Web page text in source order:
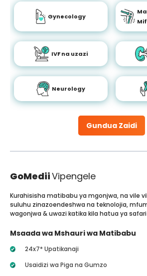
Gundua Zaidi
Gynecology
IVF na uzazi
Neurology
GoMediiVipengele
Kurahisisha matibabu ya mgonjwa, na vile
suluhu zinazoendeshwa na teknolojia,
wagonjwa & uwazi katika kila hatua ya
Msaada wa Mshauri wa Matibabu
24x7* Upatikanaji
Usaidizi wa Piga na Gumzo